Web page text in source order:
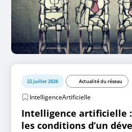
22 juillet 2026 Actualité du réseau
IntelligenceArtificielle
Intelligence artificielle :
les conditions d’un